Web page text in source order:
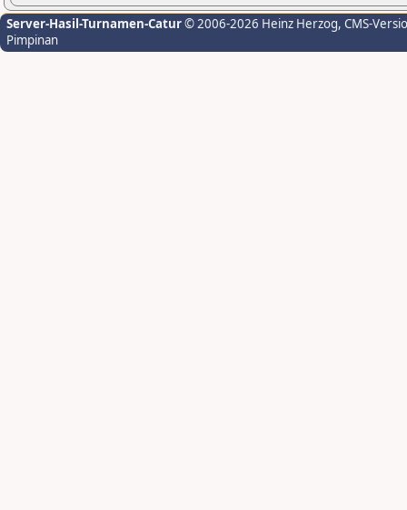
Server-Hasil-Turnamen-Catur© 2006-2026 Heinz Herzog, CMS-
Pimpinan